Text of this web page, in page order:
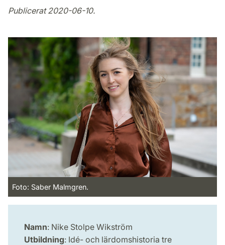
Publicerat 2020-06-10.
Foto: Saber Malmgren.
Namn: Nike Stolpe Wikström
Utbildning: Idé- och lärdomshistoria tre